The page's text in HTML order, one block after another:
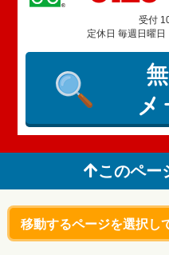
受付
定休日 毎週日曜日
このペー